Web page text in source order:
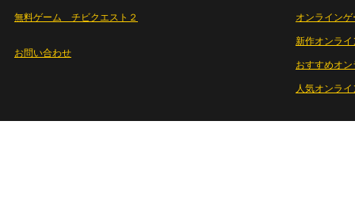
無料ゲーム チビクエスト２
お問い合わせ
オンライン
新作オンライ
おすすめオ
人気オンラ